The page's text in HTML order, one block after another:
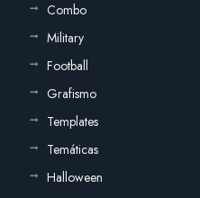
Combo
Military
Football
Grafismo
Templates
Temáticas
Halloween